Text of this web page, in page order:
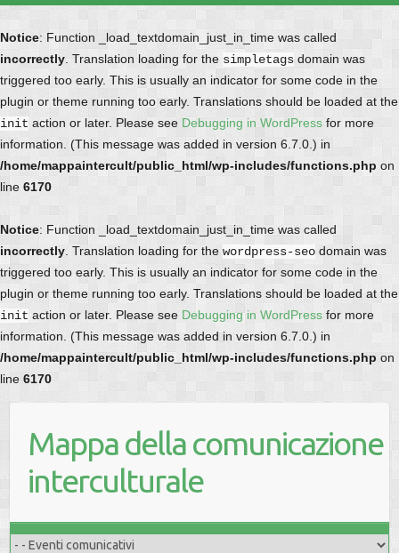
Notice: Function _load_textdomain_just_in_time was called
incorrectly . Translation loading for the simpletags domain was
triggered too early. This is usually an indicator for some code in the
plugin or theme running too early. Translations should be loaded at the
init action or later. Please see Debugging in WordPress for more
information. (This message was added in version 6.7.0.) in
/home/mappaintercult/public_html/wp-includes/functions.php on
line 6170
Notice: Function _load_textdomain_just_in_time was called
incorrectly . Translation loading for the wordpress-seo domain was
triggered too early. This is usually an indicator for some code in the
plugin or theme running too early. Translations should be loaded at the
init action or later. Please see Debugging in WordPress for more
information. (This message was added in version 6.7.0.) in
/home/mappaintercult/public_html/wp-includes/functions.php on
line 6170
Mappa della comunicazione
interculturale